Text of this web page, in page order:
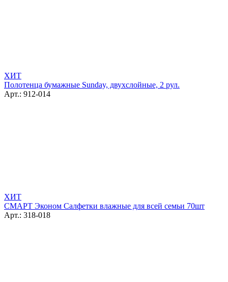
ХИТ
Полотенца бумажные Sunday, двухслойные, 2 рул.
Арт.: 912-014
ХИТ
СМАРТ Эконом Салфетки влажные для всей семьи 70шт
Арт.: 318-018